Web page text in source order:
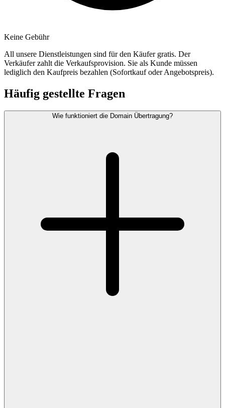
Keine Gebühr
All unsere Dienstleistungen sind für den Käufer gratis. Der
Verkäufer zahlt die Verkaufsprovision. Sie als Kunde müssen
lediglich den Kaufpreis bezahlen (Sofortkauf oder Angebotspreis).
Häufig gestellte Fragen
Wie funktioniert die Domain Übertragung?